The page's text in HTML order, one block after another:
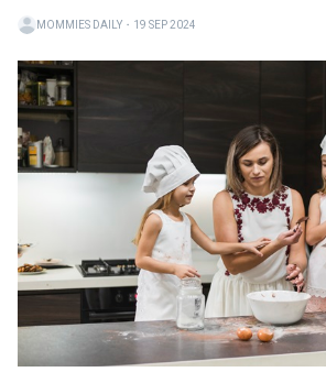
MOMMIES DAILY ・ 19 SEP 2024